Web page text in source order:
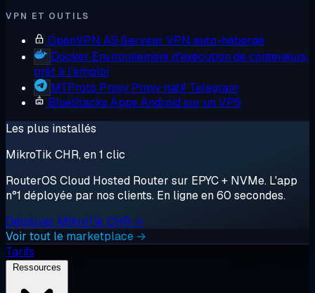
VPN ET OUTILS
OpenVPN AS Serveur VPN auto-hébergé
Docker Environnement d'exécution de conteneurs,
prêt à l'emploi
MTProto Proxy Proxy natif Telegram
BlueStacks Apps Android sur un VPS
Les plus installés
MikroTik CHR, en 1 clic
RouterOS Cloud Hosted Router sur EPYC + NVMe. L'app
n°1 déployée par nos clients. En ligne en 60 secondes.
Déployer MikroTik CHR →
Voir tout le marketplace →
Tarifs